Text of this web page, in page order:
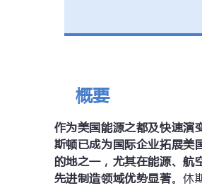
概要
作为美国能源之都及快速演
斯顿已成为国际企业拓展美
的地之一，尤其在能源、航
先进制造领域优势显著。休